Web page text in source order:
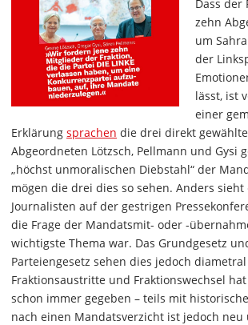
Dass
zehn
um
der
lässt, ist
einer
Erklärung sprachen die drei direkt
Abgeordneten Lötzsch, Pellmann und Gysi
„höchst unmoralischen Diebstahl“ der
mögen die drei dies so sehen. Anders sieht
Journalisten auf der gestrigen
die Frage der Mandatsmit- oder -
wichtigste Thema war. Das Grundgesetz
Parteiengesetz sehen dies jedoch
Fraktionsaustritte und Fraktionswechsel
schon immer gegeben – teils mit
nach einen Mandatsverzicht ist jedoch neu